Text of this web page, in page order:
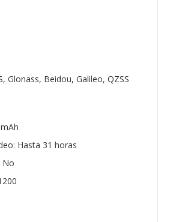
Glonass, Beidou, Galileo, QZSS
Hasta 31 horas
No